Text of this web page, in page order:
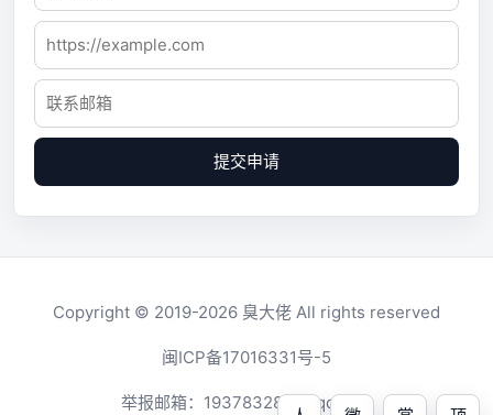
提交申请
Copyright © 2019-2026 臭大佬 All rights reserved
闽ICP备17016331号-5
举报邮箱： 1937832819@qq.com